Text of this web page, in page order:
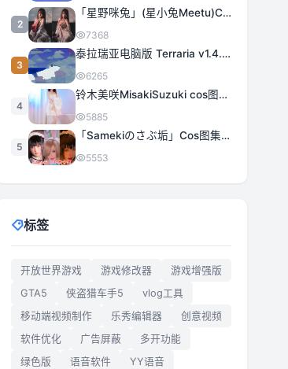
2
「星野咪兔」(星小兔Meetu)COS图集全部作品合集 [持续更新]
7368
3
泰拉瑞亚电脑版 Terraria v1.4.5.3 豪华中文 | 全DLC|解压即撸
6265
4
铃木美咲MisakiSuzuki cos图集合集打包下载 363套日系治愈女神精选
5885
5
「Samekiのさぶ垢」Cos图集全部作品作品合集[持续更新] 甜美与性感的完美融合
5553
标签
开放世界游戏 游戏修改器
游戏增强版
GTA5
侠盗猎车手5
vlog工具
移动端视频制作
乐秀编辑器
创意视频
软件优化
广告屏蔽
多开功能
绿色版
语音软件
YY语音